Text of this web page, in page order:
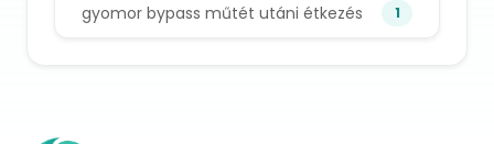
gyomor bypass műtét utáni étkezés 1